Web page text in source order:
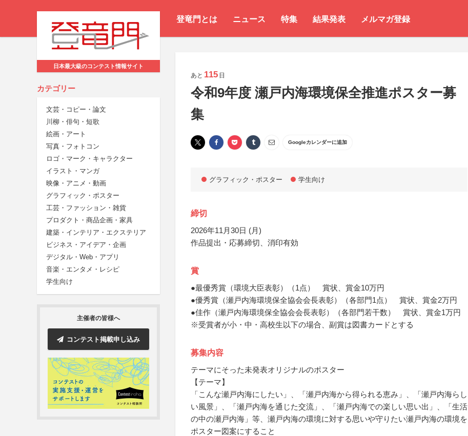
登竜門とは ニュース 特集 結果発表 メルマガ登録
日本最大級のコンテスト情報サイト
カテゴリー
文芸・コピー・論文
川柳・俳句・短歌
絵画・アート
写真・フォトコン
ロゴ・マーク・キャラクター
イラスト・マンガ
映像・アニメ・動画
グラフィック・ポスター
工芸・ファッション・雑貨
プロダクト・商品企画・家具
建築・インテリア・エクステリア
ビジネス・アイデア・企画
デジタル・Web・アプリ
音楽・エンタメ・レシピ
学生向け
主催者の皆様へ
コンテスト掲載申し込み
あと 115 日
令和9年度 瀬戸内海環境保全推進ポスター募
集
Googleカレンダーに追加
グラフィック・ポスター 学生向け
締切
2026年11月30日 (月)
作品提出・応募締切、消印有効
賞
●最優秀賞（環境大臣表彰）（1点） 賞状、賞金10万円
●優秀賞（瀬戸内海環境保全協会会長表彰）（各部門1点） 賞状、賞金2万円
●佳作（瀬戸内海環境保全協会会長表彰）（各部門若干数） 賞状、賞金1万円
※受賞者が小・中・高校生以下の場合、副賞は図書カードとする
募集内容
テーマにそった未発表オリジナルのポスター
【テーマ】
「こんな瀬戸内海にしたい」、「瀬戸内海から得られる恵み」、「瀬戸内海らし
い風景」、「瀬戸内海を通じた交流」、「瀬戸内海での楽しい思い出」、「生活
の中の瀬戸内海」等、瀬戸内海の環境に対する思いや守りたい瀬戸内海の環境を
ポスター図案にすること